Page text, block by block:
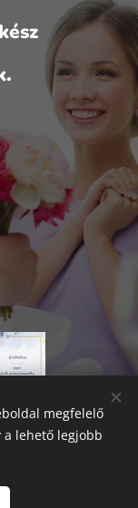
megfelelő
a lehető legjobb